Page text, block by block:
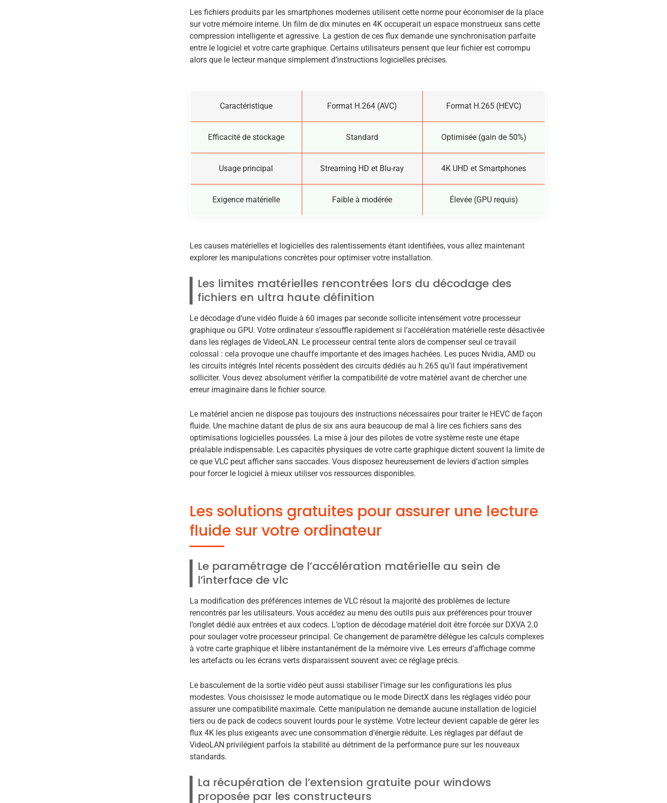
Les fichiers produits par les smartphones modernes utilisent cette norme pour économiser de la place
sur votre mémoire interne. Un film de dix minutes en 4K occuperait un espace monstrueux sans cette
compression intelligente et agressive. La gestion de ces flux demande une synchronisation parfaite
entre le logiciel et votre carte graphique. Certains utilisateurs pensent que leur fichier est corrompu
alors que le lecteur manque simplement d’instructions logicielles précises.
Caractéristique Format H.264 (AVC) Format H.265 (HEVC)
Efficacité de stockage Standard Optimisée (gain de 50%)
Usage principal Streaming HD et Blu-ray 4K UHD et Smartphones
Exigence matérielle Faible à modérée Élevée (GPU requis)
Les causes matérielles et logicielles des ralentissements étant identifiées, vous allez maintenant
explorer les manipulations concrètes pour optimiser votre installation.
Les limites matérielles rencontrées lors du décodage des
fichiers en ultra haute définition
Le décodage d’une vidéo fluide à 60 images par seconde sollicite intensément votre processeur
graphique ou GPU. Votre ordinateur s’essouffle rapidement si l’accélération matérielle reste désactivée
dans les réglages de VideoLAN. Le processeur central tente alors de compenser seul ce travail
colossal : cela provoque une chauffe importante et des images hachées. Les puces Nvidia, AMD ou
les circuits intégrés Intel récents possèdent des circuits dédiés au h.265 qu’il faut impérativement
solliciter. Vous devez absolument vérifier la compatibilité de votre matériel avant de chercher une
erreur imaginaire dans le fichier source.
Le matériel ancien ne dispose pas toujours des instructions nécessaires pour traiter le HEVC de façon
fluide. Une machine datant de plus de six ans aura beaucoup de mal à lire ces fichiers sans des
optimisations logicielles poussées. La mise à jour des pilotes de votre système reste une étape
préalable indispensable. Les capacités physiques de votre carte graphique dictent souvent la limite de
ce que VLC peut afficher sans saccades. Vous disposez heureusement de leviers d’action simples
pour forcer le logiciel à mieux utiliser vos ressources disponibles.
Les solutions gratuites pour assurer une lecture
fluide sur votre ordinateur
Le paramétrage de l’accélération matérielle au sein de
l’interface de vlc
La modification des préférences internes de VLC résout la majorité des problèmes de lecture
rencontrés par les utilisateurs. Vous accédez au menu des outils puis aux préférences pour trouver
l’onglet dédié aux entrées et aux codecs. L’option de décodage matériel doit être forcée sur DXVA 2.0
pour soulager votre processeur principal. Ce changement de paramètre délègue les calculs complexes
à votre carte graphique et libère instantanément de la mémoire vive. Les erreurs d’affichage comme
les artefacts ou les écrans verts disparaissent souvent avec ce réglage précis.
Le basculement de la sortie vidéo peut aussi stabiliser l’image sur les configurations les plus
modestes. Vous choisissez le mode automatique ou le mode DirectX dans les réglages vidéo pour
assurer une compatibilité maximale. Cette manipulation ne demande aucune installation de logiciel
tiers ou de pack de codecs souvent lourds pour le système. Votre lecteur devient capable de gérer les
flux 4K les plus exigeants avec une consommation d’énergie réduite. Les réglages par défaut de
VideoLAN privilégient parfois la stabilité au détriment de la performance pure sur les nouveaux
standards.
La récupération de l’extension gratuite pour windows
proposée par les constructeurs